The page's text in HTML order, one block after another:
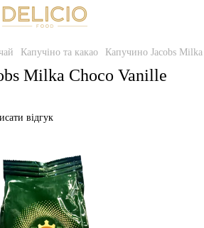
Капучіно та какао Капучино Jacobs
Milka Choco Vanille
відгук